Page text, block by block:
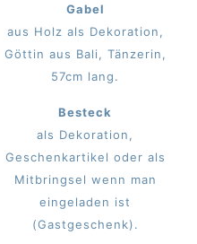
Gabel
aus Holz als Dekoration,
Göttin aus Bali, Tänzerin,
57cm lang.
Besteck
als Dekoration,
Geschenkartikel oder als
Mitbringsel wenn man
eingeladen ist
(Gastgeschenk).